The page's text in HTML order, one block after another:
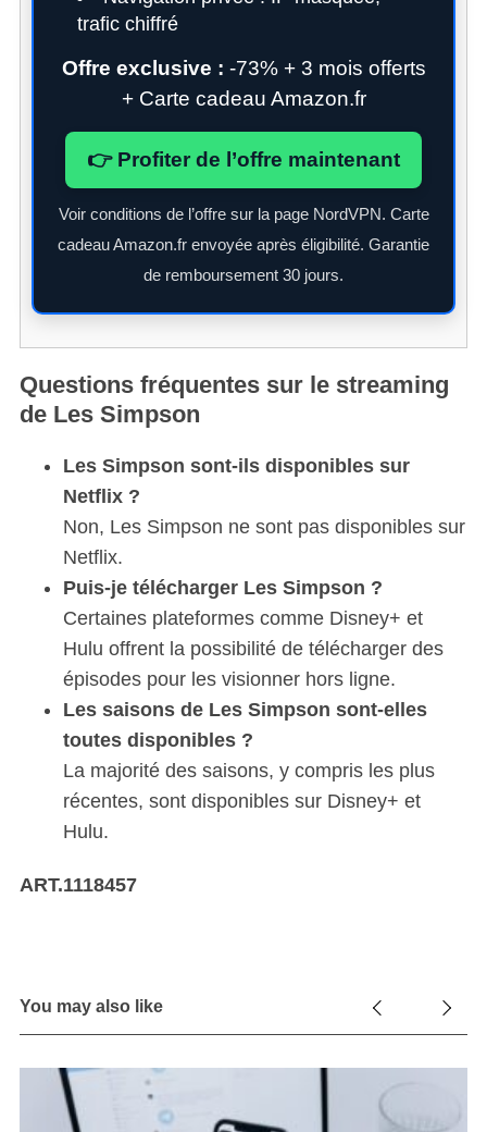
trafic chiffré
Offre exclusive : -73% + 3 mois offerts
+ Carte cadeau Amazon.fr
👉 Profiter de l’offre maintenant
Voir conditions de l’offre sur la page NordVPN. Carte
cadeau Amazon.fr envoyée après éligibilité. Garantie
de remboursement 30 jours.
Questions fréquentes sur le streaming
de Les Simpson
Les Simpson sont-ils disponibles sur
Netflix ?
Non, Les Simpson ne sont pas disponibles sur
Netflix.
Puis-je télécharger Les Simpson ?
Certaines plateformes comme Disney+ et
Hulu offrent la possibilité de télécharger des
épisodes pour les visionner hors ligne.
Les saisons de Les Simpson sont-elles
toutes disponibles ?
La majorité des saisons, y compris les plus
récentes, sont disponibles sur Disney+ et
Hulu.
ART.1118457
You may also like